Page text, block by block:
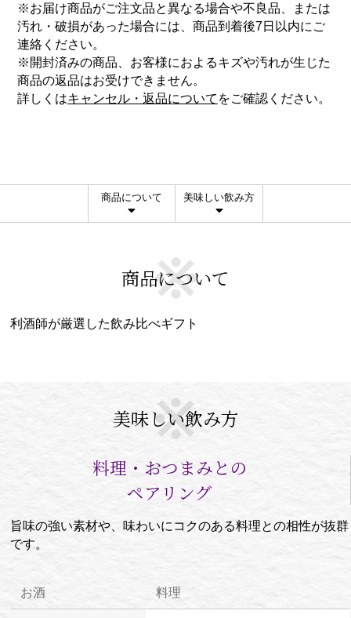
※お届け商品がご注文品と異なる場合や不良品、または
汚れ・破損があった場合には、商品到着後7日以内にご
連絡ください。
※開封済みの商品、お客様におよるキズや汚れが生じた
商品の返品はお受けできません。
詳しくはキャンセル・返品について をご確認ください。
商品について 美味しい飲み方
商品について
利酒師が厳選した飲み比べギフト
美味しい飲み方
料理・おつまみとの
ペアリング
旨味の強い素材や、味わいにコクのある料理との相性が抜群
です。
お酒 料理